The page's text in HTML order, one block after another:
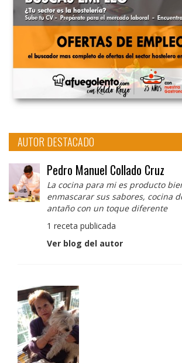
AUTOR DESTACADO
Pedro Manuel Collado Cruz
La cocina para mi es producto
enmascarar sus sabores, cocina
antaño con un toque diferente
1 receta publicada
Ver blog del autor